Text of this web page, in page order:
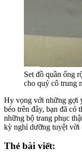
Set đồ quần ống
cho quý cô trung
Hy vọng với những gợi
béo trên đây, bạn đã có
những bộ trang phục
kỳ nghỉ dưỡng tuyệt vời
Thẻ bài viết: